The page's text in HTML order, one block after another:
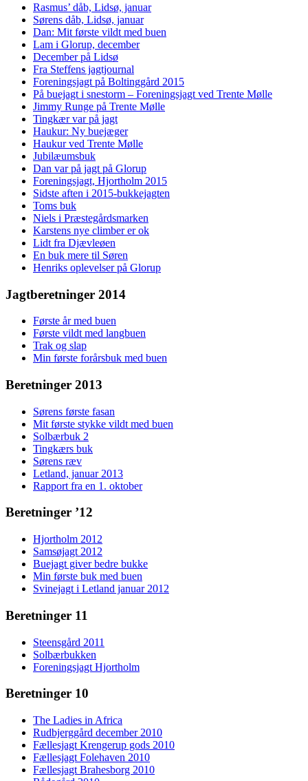
Rasmus’ dåb, Lidsø, januar
Sørens dåb, Lidsø, januar
Dan: Mit første vildt med buen
Lam i Glorup, december
December på Lidsø
Fra Steffens jagtjournal
Foreningsjagt på Boltinggård 2015
På buejagt i snestorm – Foreningsjagt ved Trente Mølle
Jimmy Runge på Trente Mølle
Tingkær var på jagt
Haukur: Ny buejæger
Haukur ved Trente Mølle
Jubilæumsbuk
Dan var på jagt på Glorup
Foreningsjagt, Hjortholm 2015
Sidste aften i 2015-bukkejagten
Toms buk
Niels i Præstegårdsmarken
Karstens nye climber er ok
Lidt fra Djævleøen
En buk mere til Søren
Henriks oplevelser på Glorup
Jagtberetninger 2014
Første år med buen
Første vildt med langbuen
Trak og slap
Min første forårsbuk med buen
Beretninger 2013
Sørens første fasan
Mit første stykke vildt med buen
Solbærbuk 2
Tingkærs buk
Sørens ræv
Letland, januar 2013
Rapport fra en 1. oktober
Beretninger ’12
Hjortholm 2012
Samsøjagt 2012
Buejagt giver bedre bukke
Min første buk med buen
Svinejagt i Letland januar 2012
Beretninger 11
Steensgård 2011
Solbærbukken
Foreningsjagt Hjortholm
Beretninger 10
The Ladies in Africa
Rudbjerggård december 2010
Fællesjagt Krengerup gods 2010
Fællesjagt Folehaven 2010
Fællesjagt Brahesborg 2010